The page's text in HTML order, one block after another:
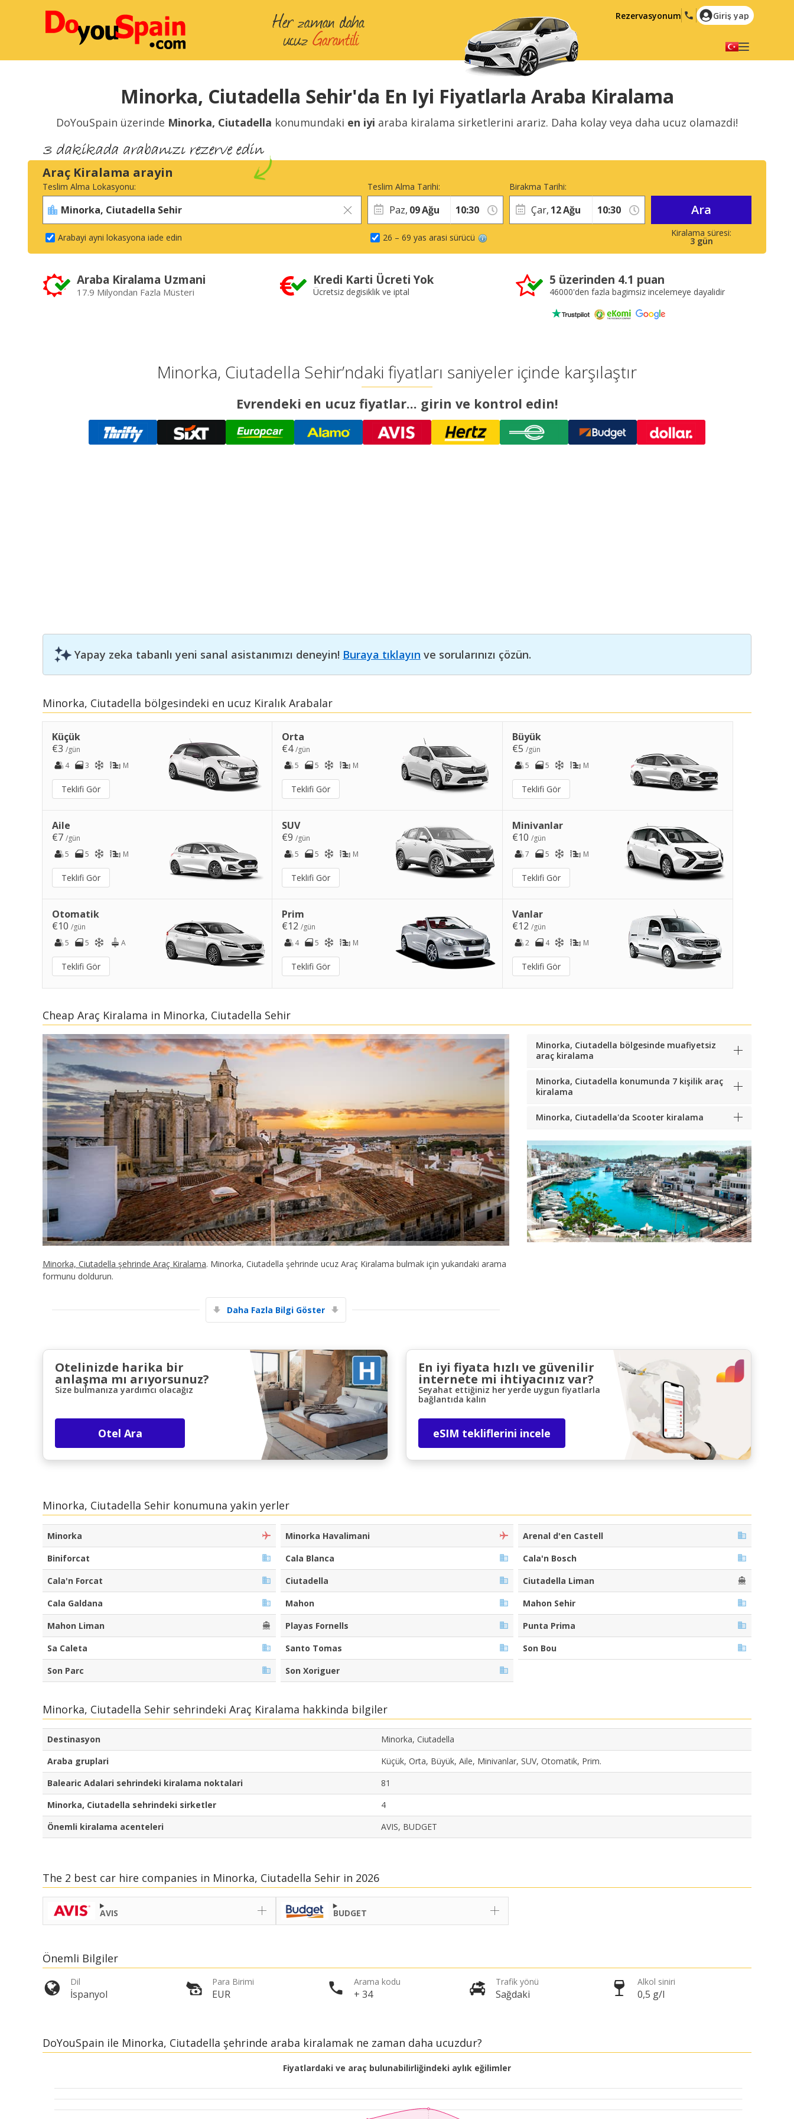
Büyük tasarruflar
Özel iş ortağı tekliflerine erişim sağlayın
Rezervasyonum Giriş yap
English
Italiano
Nederlands
Русский
Hrvatski
Minorka, Ciutadella Sehir'da En Iyi Fiyatlarla Araba Kiralama
DoYouSpain üzerinde Minorka, Ciutadella konumundaki en iyi araba kiralama sirketlerini arariz. Daha kolay veya daha ucuz olamazdi!
Araç Kiralama arayin
Teslim Alma Lokasyonu:
Arabayi ayni lokasyona iade edin
Teslim Alma Tarihi:
Paz, 09Ağu
3 gün
Birakma Tarihi:
Çar, 12Ağu
26 – 69 yas arasi sürücü
Ara
Araba Kiralama Uzmani
17.9 Milyondan Fazla Müsteri
Kredi Karti Ücreti Yok
Ücretsiz degisiklik ve iptal
5 üzerinden 4.1 puan
46000'den fazla bagimsiz incelemeye dayalidir
Minorka, Ciutadella Sehir’ndaki fiyatları saniyeler içinde karşılaştır
Evrendeki en ucuz fiyatlar... girin ve kontrol edin!
Yapay zeka tabanlı yeni sanal asistanımızı deneyin! Buraya tıklayın ve sorularınızı çözün.
Minorka, Ciutadella bölgesindeki en ucuz Kiralık Arabalar
Küçük
€3 /gün
4
3 M
Teklifi Gör
Orta
€4/gün
5
5 M
Teklifi Gör
Büyük
€5 /gün
5
5 M
Teklifi Gör
Aile
€7 /gün
5
5 M
Teklifi Gör
SUV
€9/gün
5
5 M
Teklifi Gör
Minivanlar
€10 /gün
7
5 M
Teklifi Gör
Otomatik
€10 /gün
5
5 A
Teklifi Gör
Prim
€12/gün
4
5 M
Teklifi Gör
Vanlar
€12 /gün
2
4 M
Teklifi Gör
Cheap Araç Kiralama in Minorka, Ciutadella Sehir
Minorka, Ciutadella şehrinde Araç Kiralama. Minorka, Ciutadella şehrinde ucuz Araç Kiralama bulmak için yukarıdaki arama
formunu doldurun.
Daha Fazla Bilgi Göster
Minorka, Ciutadella bölgesinde muafiyetsiz
araç kiralama
Minorka, Ciutadella konumunda 7 kişilik araç
kiralama
Minorka, Ciutadella'da Scooter kiralama
Otelinizde harika bir
anlaşma mı arıyorsunuz?
Size bulmanıza yardımcı olacağız
Otel Ara
En iyi fiyata hızlı ve güvenilir
internete mi ihtiyacınız var?
Seyahat ettiğiniz her yerde uygun fiyatlarla
bağlantıda kalın
eSIM tekliflerini incele
Minorka, Ciutadella Sehir konumuna yakin yerler
Minorka Minorka Havalimani
Arenal d'en Castell
Biniforcat
Cala Blanca
Cala'n Bosch
Cala'n Forcat
Ciutadella
Ciutadella Liman
Cala Galdana
Mahon
Mahon Sehir
Mahon Liman
Playas Fornells
Punta Prima
Sa Caleta
Santo Tomas
Son Bou
Son Parc
Son Xoriguer
Minorka, Ciutadella Sehir sehrindeki Araç Kiralama hakkinda bilgiler
Destinasyon
Minorka, Ciutadella
Araba gruplari
Küçük, Orta, Büyük, Aile, Minivanlar, SUV, Otomatik, Prim.
Balearic Adalari sehrindeki kiralama noktalari
81
Minorka, Ciutadella sehrindeki sirketler
4
Önemli kiralama acenteleri
AVIS, BUDGET
The 2 best car hire companies in Minorka, Ciutadella Sehir in 2026
AVIS BUDGET
Önemli Bilgiler
Dil
İspanyol
Para Birimi
EUR
Arama kodu
+ 34
Trafik yönü
Sağdaki
Alkol siniri
0,5 g/l
DoYouSpain ile Minorka, Ciutadella şehrinde araba kiralamak ne zaman daha ucuzdur?
Fiyatlardaki ve araç bulunabilirliğindeki aylık eğilimler